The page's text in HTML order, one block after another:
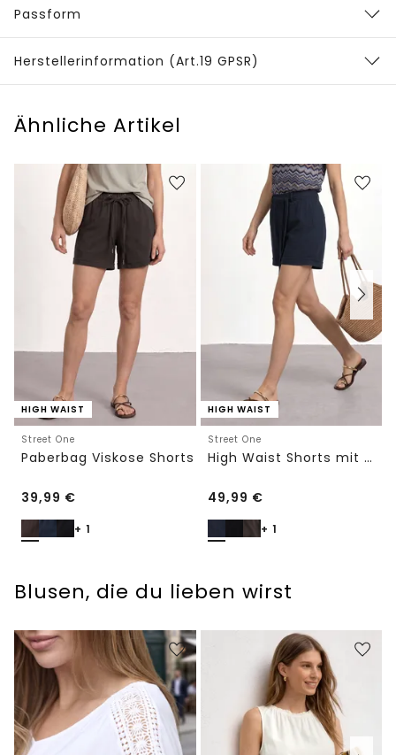
Passform
Herstellerinformation (Art.19 GPSR)
Ähnliche Artikel
HIGH WAIST
Street One
Paberbag Viskose Shorts
39,99 €
+ 1
HIGH WAIST
Street One
High Waist Shorts mit Gürtel
49,99 €
+ 1
Blusen, die du lieben wirst